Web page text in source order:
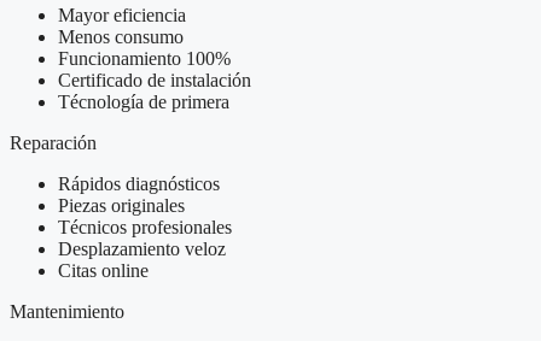
Mayor eficiencia
Menos consumo
Funcionamiento 100%
Certificado de instalación
Técnología de primera
Reparación
Rápidos diagnósticos
Piezas originales
Técnicos profesionales
Desplazamiento veloz
Citas online
Mantenimiento